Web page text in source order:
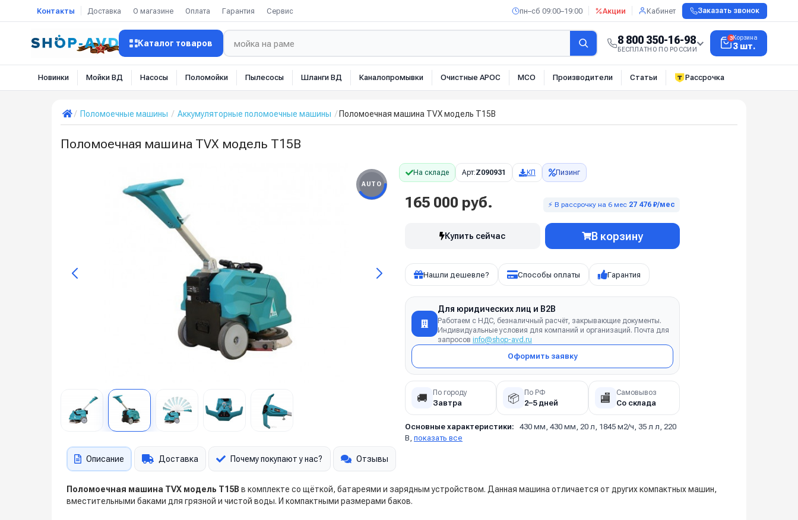
Контакты Доставка О магазине Оплата Гарантия Сервис пн–сб 09:00–19:00 Акции Кабинет Заказать звонок
Каталог товаров 8 800 350-16-98
БЕСПЛАТНО ПО РОССИИ
3Корзина
3 шт.
Новинки Мойки ВД Насосы Поломойки Пылесосы Шланги ВД Каналопромывки Очистные АРОС МСО Производители Статьи Рассрочка
Поломоечные машины Аккумуляторные поломоечные машины Поломоечная машина TVX модель T15B
Поломоечная машина TVX модель T15B
AUTO
На складе Арт:Z090931 КП Лизинг
165 000 руб. ⚡ В рассрочку на 6 мес 27 476 ₽/мес
Купить сейчас В корзину
Нашли дешевле? Способы оплаты Гарантия
Для юридических лиц и B2B
Работаем с НДС, безналичный расчёт, закрывающие документы.
Индивидуальные условия для компаний и организаций. Почта для
запросов info@shop-avd.ru
Оформить заявку
🚚 По городу
Завтра 📦 По РФ
2–5 дней 🏬 Самовывоз
Со склада
Основные характеристики:
430 мм, 430 мм, 20 л, 1845 м2/ч, 35 л л, 220
В, показать все
Описание Доставка Почему покупают у нас? Отзывы
Поломоечная машина TVX модель T15B в комплекте со щёткой, батареями и зарядным устройством. Данная машина отличается от других компактных машин,
вместительными баками для грязной и чистой воды. И компактными размерами баков.